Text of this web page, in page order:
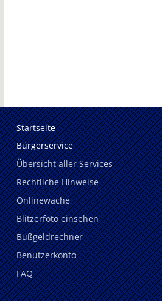
Startseite
Bürgerservice
Übersicht aller Services
Rechtliche Hinweise
Onlinewache
Blitzerfoto einsehen
Bußgeldrechner
Benutzerkonto
FAQ